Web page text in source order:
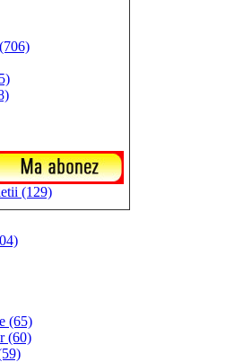
(706)
(167)
(129)
(65)
(60)